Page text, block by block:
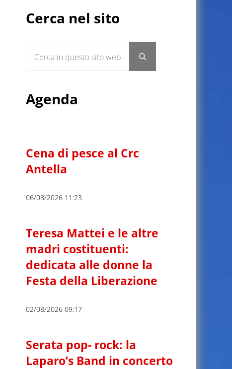
Cerca nel sito
Submit search
Agenda
Cena di pesce al Crc
Antella
06/08/2026 11:23
Teresa Mattei e le altre
madri costituenti:
dedicata alle donne la
Festa della Liberazione
02/08/2026 09:17
Serata pop- rock: la
Laparo’s Band in concerto